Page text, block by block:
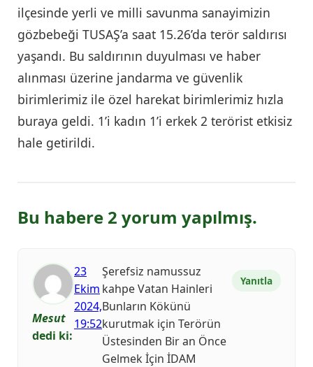
ilçesinde yerli ve milli savunma sanayimizin
gözbebeği TUSAŞ’a saat 15.26’da terör saldırısı
yaşandı. Bu saldırının duyulması ve haber
alınması üzerine jandarma ve güvenlik
birimlerimiz ile özel harekat birimlerimiz hızla
buraya geldi. 1’i kadın 1’i erkek 2 terörist etkisiz
hale getirildi.
Bu habere 2 yorum yapılmış.
Mesut
dedi ki:
23
Ekim
2024,
19:52
Şerefsiz namussuz
kahpe Vatan Hainleri
Bunların Kökünü
kurutmak için Terörün
Üstesinden Bir an Önce
Gelmek İçin İDAM
Yanıtla